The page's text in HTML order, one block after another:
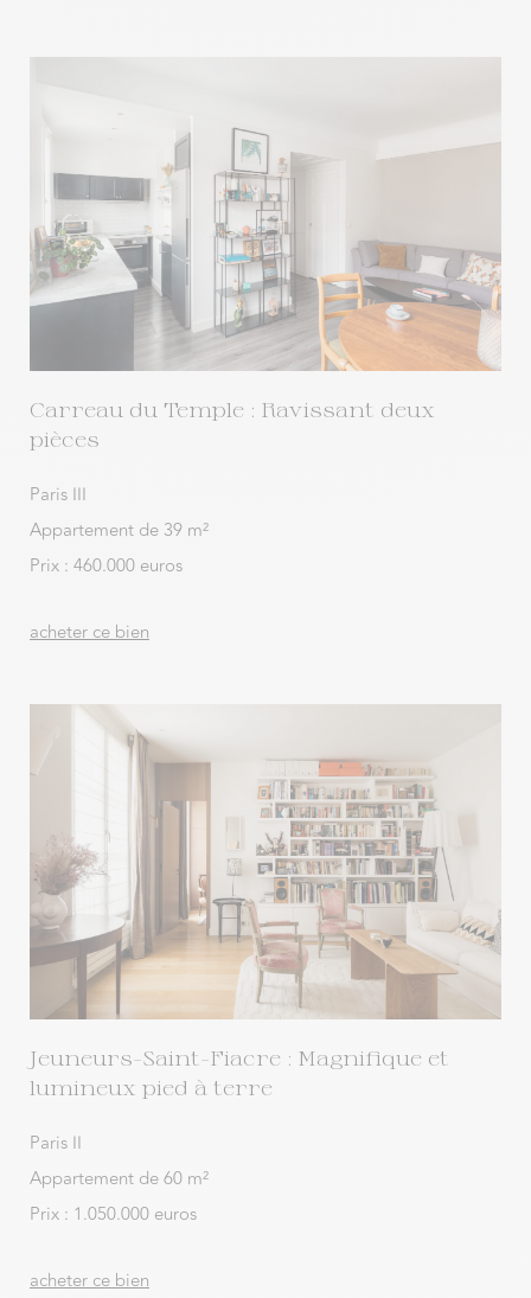
Carreau du Temple : Ravissant deux
pièces
Paris III
Appartement de 39 m²
Prix : 460.000 euros
acheter ce bien
Jeuneurs-Saint-Fiacre : Magnifique et
lumineux pied à terre
Paris II
Appartement de 60 m²
Prix : 1.050.000 euros
acheter ce bien